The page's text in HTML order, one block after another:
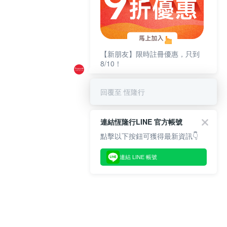
【新朋友】限時註冊優惠，只到
8/10！
回覆至 恆隆行
連結恆隆行LINE 官方帳號
點擊以下按鈕可獲得最新資訊👇
連結 LINE 帳號